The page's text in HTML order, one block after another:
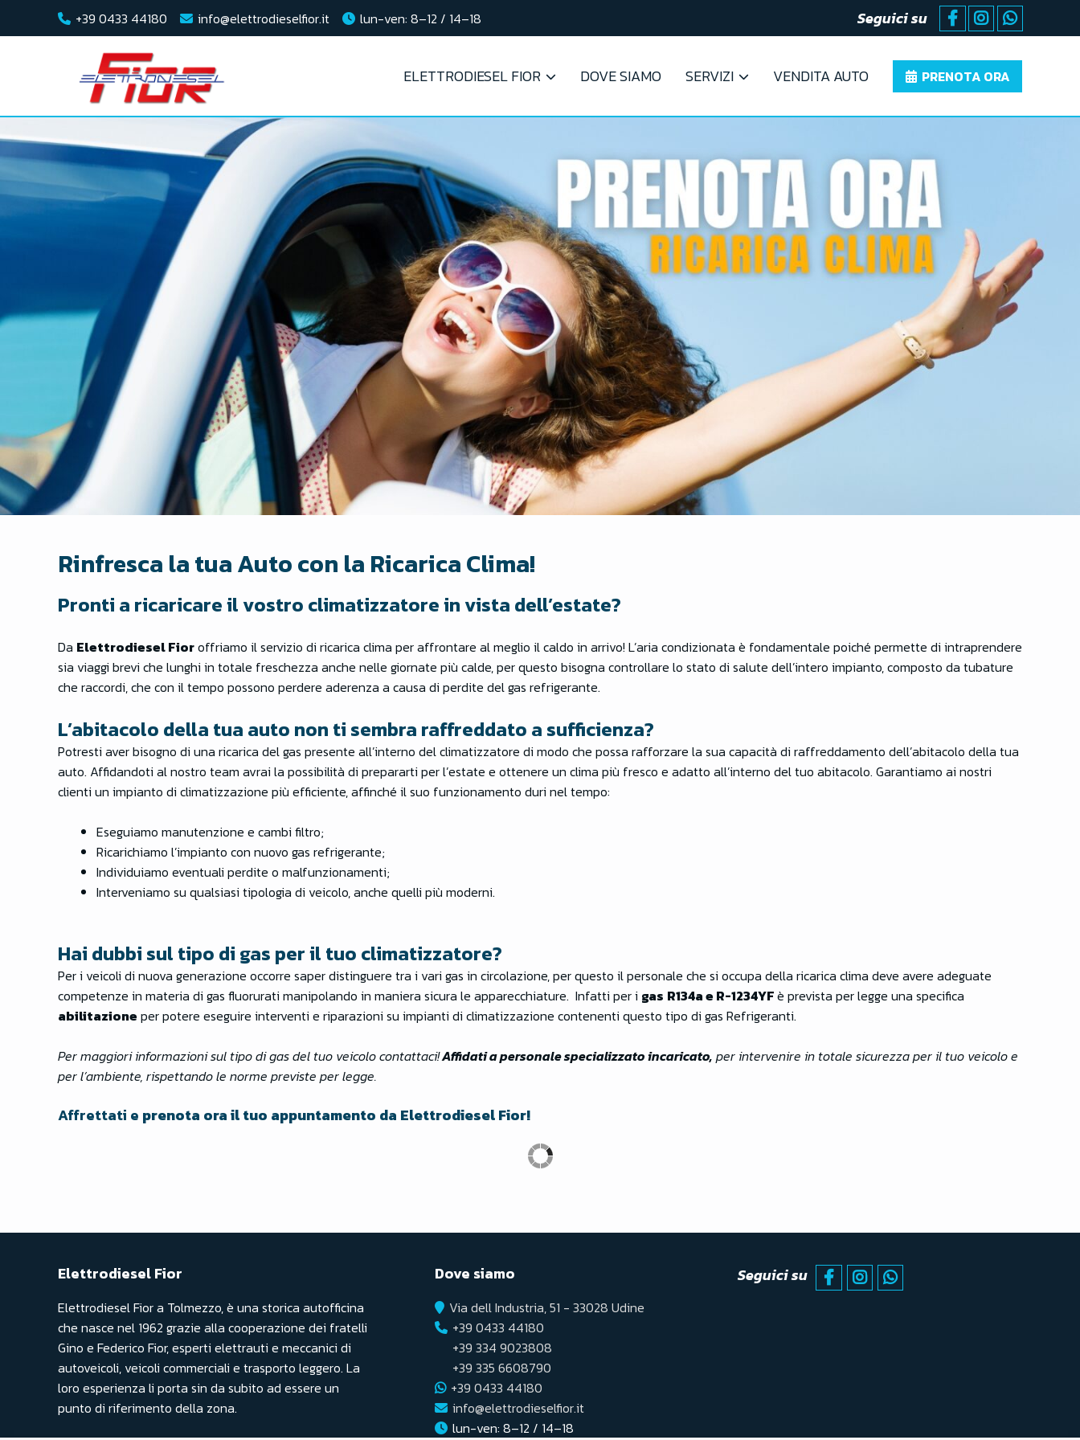
+39 0433 44180 info@elettrodieselfior.it lun-ven: 8–12 / 14–18 Seguici su
ELETTRODIESEL FIOR DOVE SIAMO SERVIZI VENDITA AUTO PRENOTA ORA
Rinfresca la tua Auto con la Ricarica Clima!
Pronti a ricaricare il vostro climatizzatore in vista dell’estate?
Da Elettrodiesel Fioroffriamo il servizio di ricarica clima per affrontare al meglio il caldo in arrivo! L’aria condizionata è fondamentale poiché permette di intraprendere
sia viaggi brevi che lunghi in totale freschezza anche nelle giornate più calde, per questo bisogna controllare lo stato di salute dell’intero impianto, composto da tubature
che raccordi, che con il tempo possono perdere aderenza a causa di perdite del gas refrigerante.
L’abitacolo della tua auto non ti sembra raffreddato a sufficienza?
Potresti aver bisogno di una ricarica del gas presente all’interno del climatizzatore di modo che possa rafforzare la sua capacità di raffreddamento dell’abitacolo della tua
auto. Affidandoti al nostro team avrai la possibilità di prepararti per l’estate e ottenere un clima più fresco e adatto all’interno del tuo abitacolo. Garantiamo ai nostri
clienti un impianto di climatizzazione più efficiente, affinché il suo funzionamento duri nel tempo:
Eseguiamo manutenzione e cambi filtro;
Ricarichiamo l’impianto con nuovo gas refrigerante;
Individuiamo eventuali perdite o malfunzionamenti;
Interveniamo su qualsiasi tipologia di veicolo, anche quelli più moderni.
Hai dubbi sul tipo di gas per il tuo climatizzatore?
Per i veicoli di nuova generazione occorre saper distinguere tra i vari gas in circolazione, per questo il personale che si occupa della ricarica clima deve avere adeguate
competenze in materia di gas fluorurati manipolando in maniera sicura le apparecchiature. Infatti per i gas R134a e R-1234YFè prevista per legge una specifica
abilitazione per potere eseguire interventi e riparazioni su impianti di climatizzazione contenenti questo tipo di gas Refrigeranti.
Per maggiori informazioni sul tipo di gas del tuo veicolo contattaci!Affidati a personale specializzato incaricato, per intervenire in totale sicurezza per il tuo veicolo e
per l’ambiente, rispettando le norme previste per legge.
Affrettati e prenota ora il tuo appuntamento da Elettrodiesel Fior!
Elettrodiesel Fior
Elettrodiesel Fior a Tolmezzo, è una storica autofficina
che nasce nel 1962 grazie alla cooperazione dei fratelli
Gino e Federico Fior, esperti elettrauti e meccanici di
autoveicoli, veicoli commerciali e trasporto leggero. La
loro esperienza li porta sin da subito ad essere un
punto di riferimento della zona.
Dove siamo
Via dell Industria, 51 - 33028 Udine
+39 0433 44180
+39 334 9023808
+39 335 6608790
+39 0433 44180
info@elettrodieselfior.it
lun-ven: 8–12 / 14–18
Seguici su